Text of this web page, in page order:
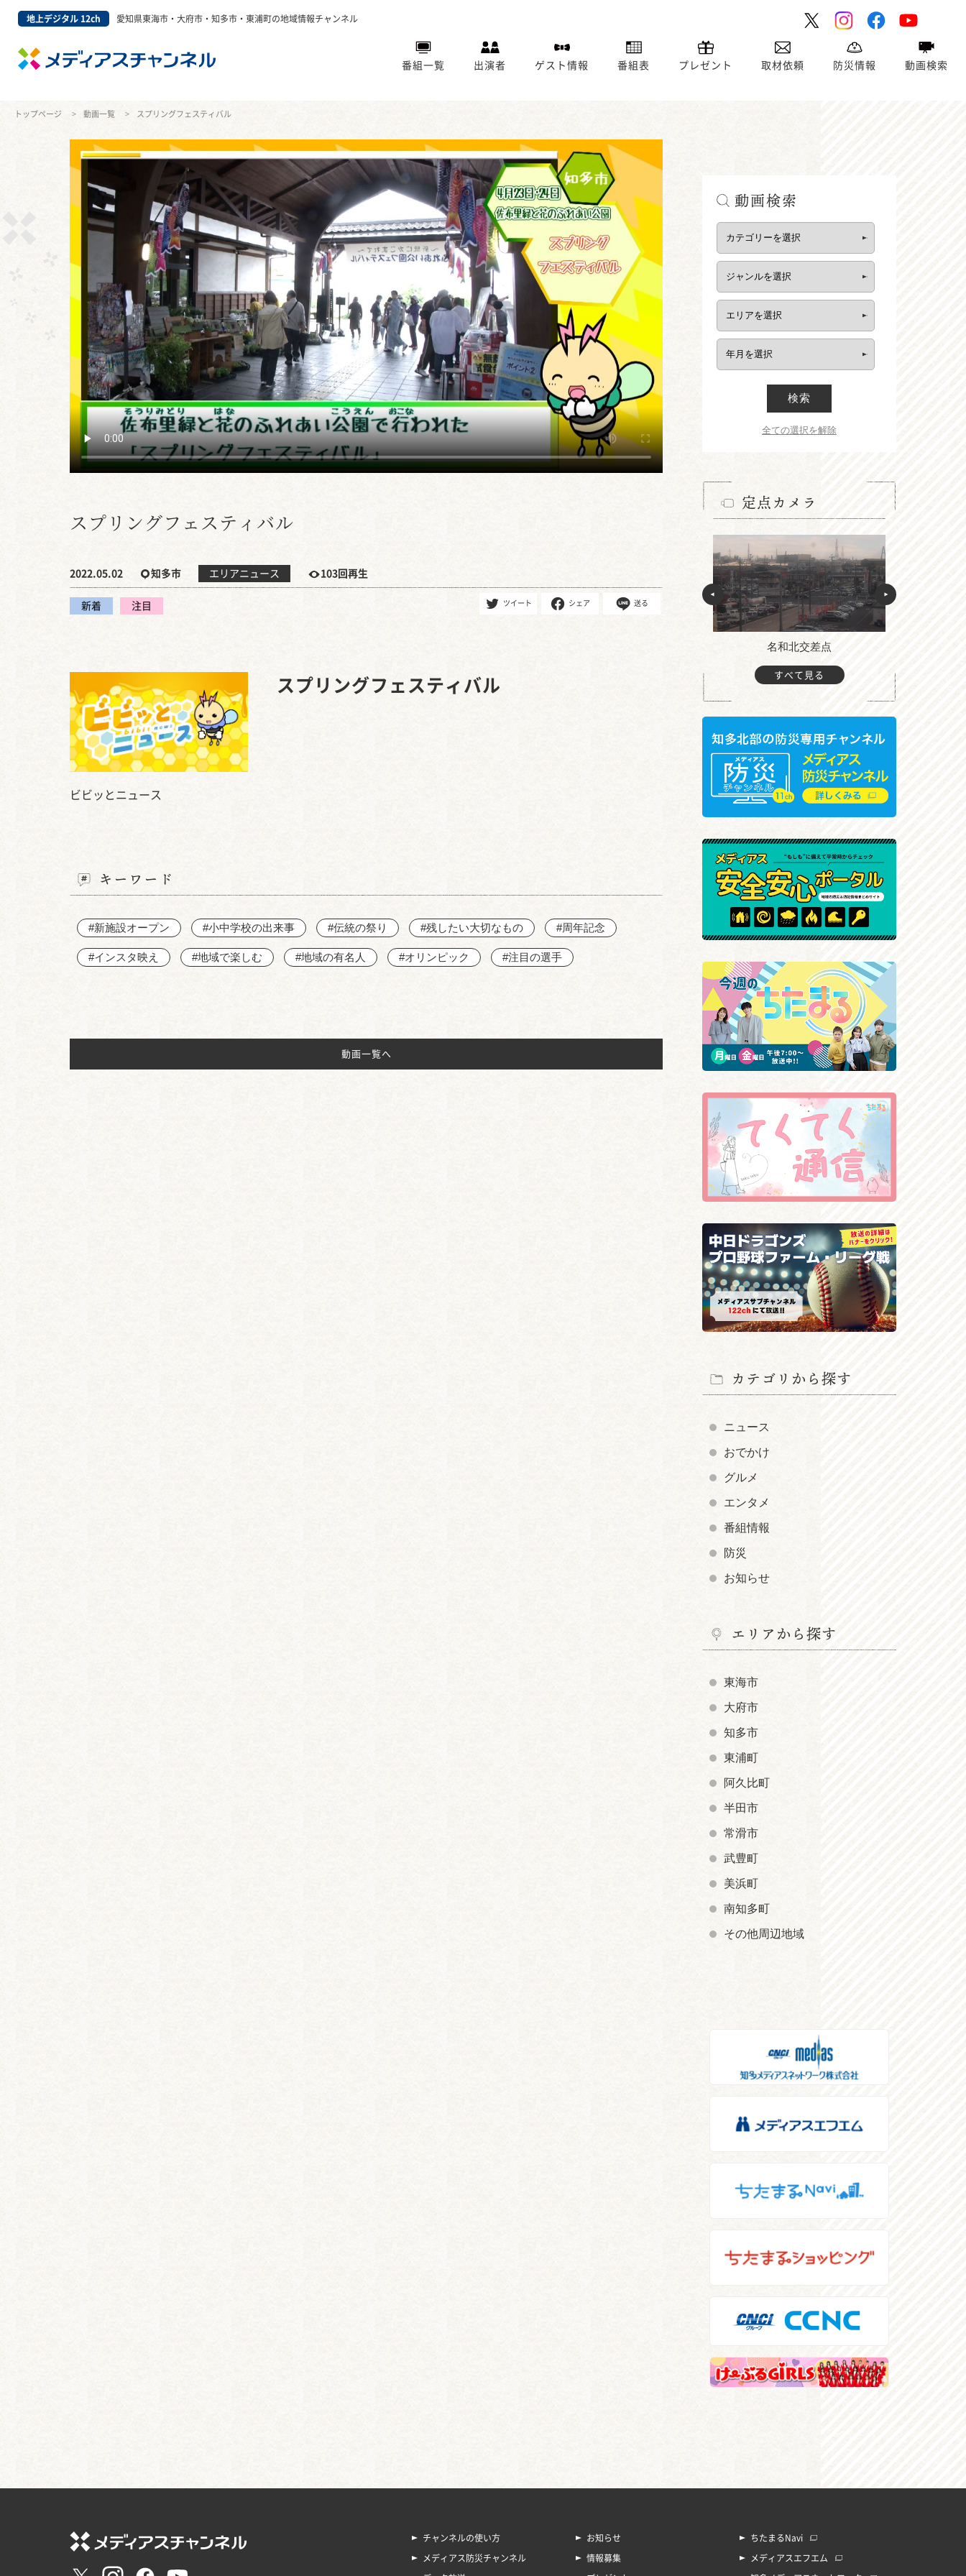
地上デジタル 12ch 愛知県東海市・大府市・知多市・東浦町の地域情報チャンネル
番組一覧 出演者 ゲスト情報 番組表 プレゼント 取材依頼 防災情報 動画検索
トップページ 動画一覧 スプリングフェスティバル
スプリングフェスティバル
2022.05.02 知多市 エリアニュース 103回再生
新着 注目 ツイート シェア 送る
ビビッとニュース
スプリングフェスティバル
キーワード
#新施設オープン #小中学校の出来事 #伝統の祭り #残したい大切なもの #周年記念
#インスタ映え #地域で楽しむ #地域の有名人 #オリンピック #注目の選手
動画一覧へ
動画検索
検索
全ての選択を解除
定点カメラ
名和北交差点
すべて見る
カテゴリから探す
ニュース
おでかけ
グルメ
エンタメ
番組情報
防災
お知らせ
エリアから探す
東海市
大府市
知多市
東浦町
阿久比町
半田市
常滑市
武豊町
美浜町
南知多町
その他周辺地域
チャンネルの使い方
メディアス防災チャンネル
お知らせ
情報募集
ちたまるNavi
メディアスエフエム